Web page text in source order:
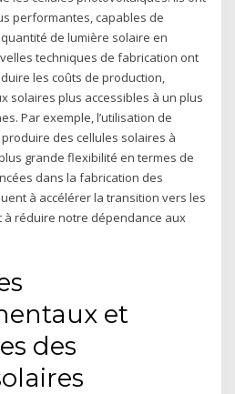
performantes, capables de
de lumière solaire en
techniques de fabrication ont
les coûts de production,
solaires plus accessibles à un plus
Par exemple, l’utilisation de
des cellules solaires à
grande flexibilité en termes de
dans la fabrication des
à accélérer la transition vers les
réduire notre dépendance aux
et
des